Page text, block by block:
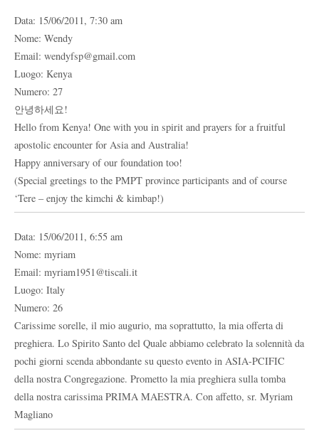
Data: 15/06/2011, 7:30 am
Nome: Wendy
Email: wendyfsp@gmail.com
Luogo: Kenya
Numero: 27
안녕하세요!
Hello from Kenya! One with you in spirit and prayers for a fruitful
apostolic encounter for Asia and Australia!
Happy anniversary of our foundation too!
(Special greetings to the PMPT province participants and of course
‘Tere – enjoy the kimchi & kimbap!)
Data: 15/06/2011, 6:55 am
Nome: myriam
Email: myriam1951@tiscali.it
Luogo: Italy
Numero: 26
Carissime sorelle, il mio augurio, ma soprattutto, la mia offerta di
preghiera. Lo Spirito Santo del Quale abbiamo celebrato la solennità da
pochi giorni scenda abbondante su questo evento in ASIA-PCIFIC
della nostra Congregazione. Prometto la mia preghiera sulla tomba
della nostra carissima PRIMA MAESTRA. Con affetto, sr. Myriam
Magliano